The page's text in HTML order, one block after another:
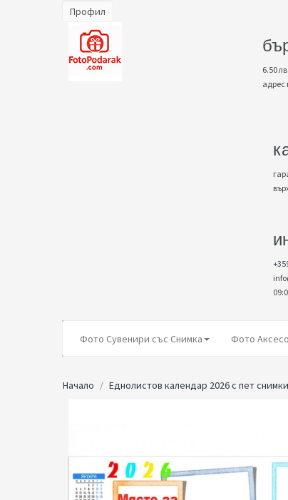
Профил
6.50
адрес
Фото Сувенири със Снимка Фото
Начало Еднолистов календар 2026 с пет